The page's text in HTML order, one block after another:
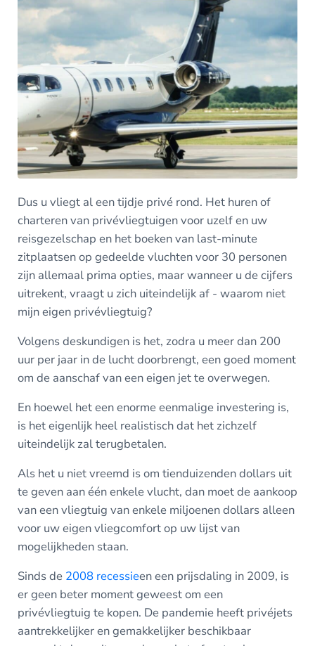
Dus u vliegt al een tijdje privé rond. Het huren of
charteren van privévliegtuigen voor uzelf en uw
reisgezelschap en het boeken van last-minute
zitplaatsen op gedeelde vluchten voor 30 personen
zijn allemaal prima opties, maar wanneer u de cijfers
uitrekent, vraagt u zich uiteindelijk af - waarom niet
mijn eigen privévliegtuig?
Volgens deskundigen is het, zodra u meer dan 200
uur per jaar in de lucht doorbrengt, een goed moment
om de aanschaf van een eigen jet te overwegen.
En hoewel het een enorme eenmalige investering is,
is het eigenlijk heel realistisch dat het zichzelf
uiteindelijk zal terugbetalen.
Als het u niet vreemd is om tienduizenden dollars uit
te geven aan één enkele vlucht, dan moet de aankoop
van een vliegtuig van enkele miljoenen dollars alleen
voor uw eigen vliegcomfort op uw lijst van
mogelijkheden staan.
Sinds de 2008 recessieen een prijsdaling in 2009, is
er geen beter moment geweest om een
privévliegtuig te kopen. De pandemie heeft privéjets
aantrekkelijker en gemakkelijker beschikbaar